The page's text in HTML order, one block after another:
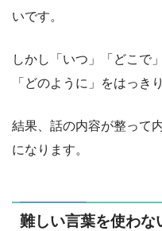
いです。
しかし「いつ」「どこで
「どのように」をはっき
結果、話の内容が整って
になります。
難しい言葉を使わな